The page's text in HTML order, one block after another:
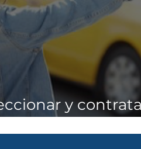
y
distintas.